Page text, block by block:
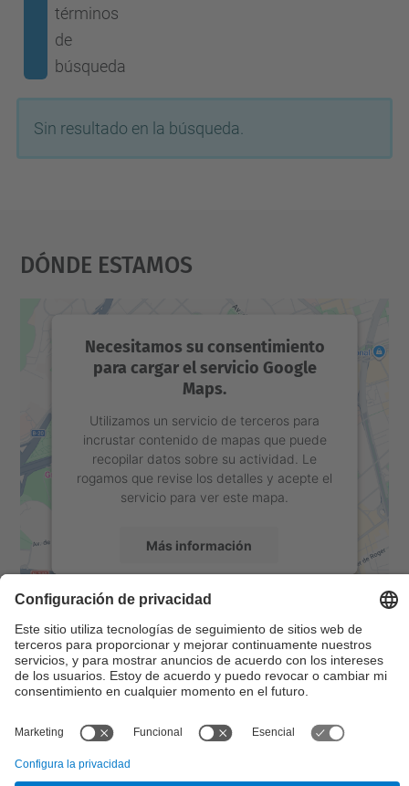
términos
de
búsqueda
Sin resultado en la búsqueda.
Dónde Estamos
Necesitamos su consentimiento
para cargar el servicio Google
Maps.
Utilizamos un servicio de terceros para
incrustar contenido de mapas que puede
recopilar datos sobre su actividad. Le
rogamos que revise los detalles y acepte el
servicio para ver este mapa.
Más información
Aceptar
powered byUsercentrics Consent
Management Platform
Contacto
Formulario de contacto